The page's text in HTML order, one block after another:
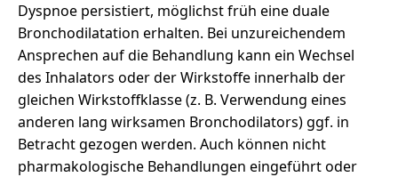
Dyspnoe persistiert, möglichst früh eine duale
Bronchodilatation erhalten. Bei unzureichendem
Ansprechen auf die Behandlung kann ein Wechsel
des Inhalators oder der Wirkstoffe innerhalb der
gleichen Wirkstoffklasse (z. B. Verwendung eines
anderen lang wirksamen Bronchodilators) ggf. in
Betracht gezogen werden. Auch können nicht
pharmakologische Behandlungen eingeführt oder